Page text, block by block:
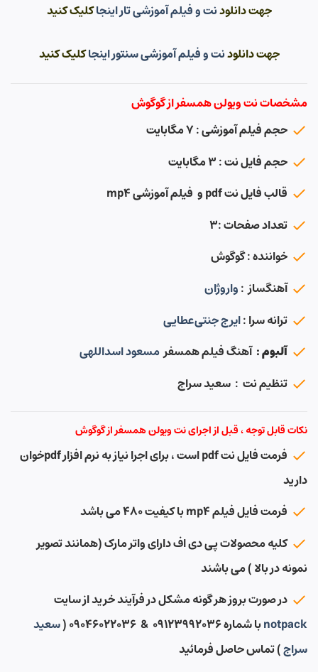
جهت دانلودنت و فیلم آموزشی تار اینجاکلیک کنید
جهت دانلودنت و فیلم آموزشی سنتور اینجاکلیک کنید
مشخصات نت ویولن همسفر از گوگوش
حجم فیلم آموزشی : ۷ مگابایت
حجم فایل نت : ۳ مگابایت
قالب فایل نت pdf و فیلم آموزشی mp4
تعداد صفحات :۳
خواننده : گوگوش
آهنگساز :واروژان
ترانه سرا :ایرج جنتی‌عطایی
آلبوم : آهنگ فیلم همسفرمسعود اسداللهی
تنظیم نت : سعید سراج
نکات قابل توجه ، قبل از اجرای نت ویولن همسفر از گوگوش
فرمت فایل نت pdf است ، برای اجرا نیاز به نرم افزار pdfخوان
دارید
فرمت فایل فیلم mp4 با کیفیت ۴۸۰ می باشد
کلیه محصولات پی دی اف دارای واتر مارک (همانند تصویر
نمونه در بالا ) می باشند
در صورت بروز هر گونه مشکل در فرآیند خرید از سایت
notpackبا شماره ۰۹۱۲۳۹۹۲۰۳۶ & ۰۹۰۴۶۰۲۲۰۳۶ (
سعید
سراج) تماس حاصل فرمائید